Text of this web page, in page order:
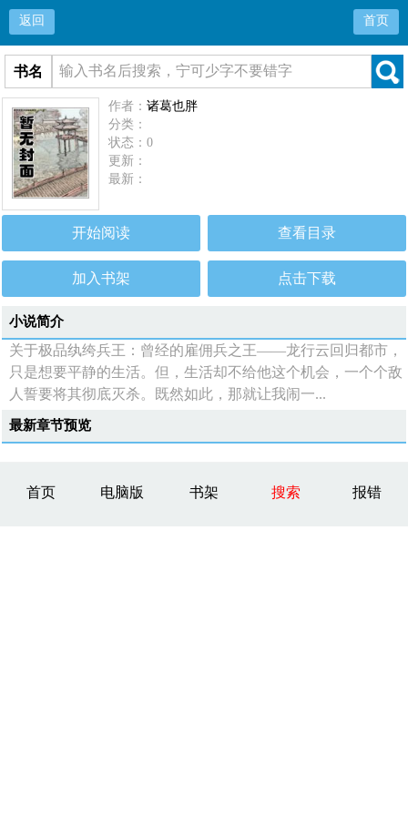
返回 首页
书名
作者：诸葛也胖
分类：
状态：0
更新：
最新：
开始阅读 查看目录
加入书架 点击下载
小说简介
关于极品纨绔兵王：曾经的雇佣兵之王——龙行云回归都市，
只是想要平静的生活。但，生活却不给他这个机会，一个个敌
人誓要将其彻底灭杀。既然如此，那就让我闹一...
最新章节预览
首页 电脑版 书架 搜索 报错